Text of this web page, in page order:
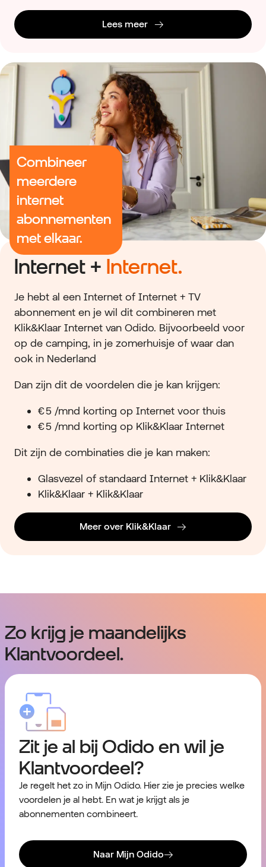
Lees meer
Combineer
meerdere
internet
abonnementen
met elkaar.
Internet + Internet.
Je hebt al een Internet of Internet + TV
abonnement en je wil dit combineren met
Klik&Klaar Internet van Odido. Bijvoorbeeld voor
op de camping, in je zomerhuisje of waar dan
ook in Nederland
Dan zijn dit de voordelen die je kan krijgen:
€ 5 /mnd korting op Internet voor thuis
€ 5 /mnd korting op Klik&Klaar Internet
Dit zijn de combinaties die je kan maken:
Glasvezel of standaard Internet + Klik&Klaar
Klik&Klaar + Klik&Klaar
Meer over Klik&Klaar
Zo krijg je maandelijks
Klantvoordeel.
Zit je al bij Odido en wil je
Klantvoordeel?
Je regelt het zo in Mijn Odido. Hier zie je precies welke
voordelen je al hebt. En wat je krijgt als je
abonnementen combineert.
Naar Mijn Odido